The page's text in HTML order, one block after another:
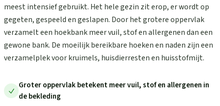
meest intensief gebruikt. Het hele gezin zit erop, er wordt op
gegeten, gespeeld en geslapen. Door het grotere oppervlak
verzamelt een hoekbank meer vuil, stof en allergenen dan een
gewone bank. De moeilijk bereikbare hoeken en naden zijn een
verzamelplek voor kruimels, huisdierresten en huisstofmijt.
Groter oppervlak betekent meer vuil, stof en allergenen in
de bekleding